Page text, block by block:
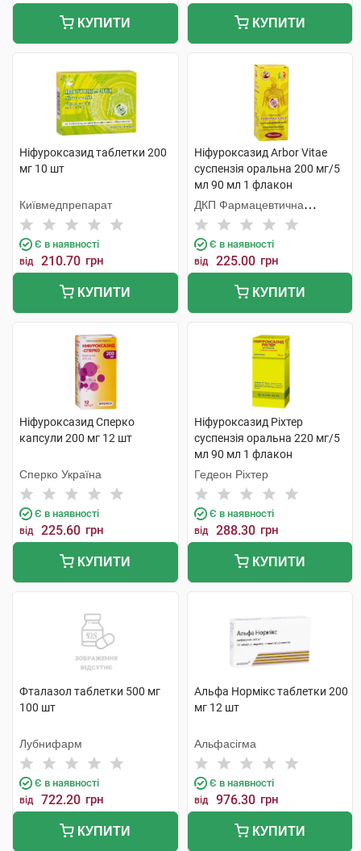
КУПИТИ КУПИТИ
Ніфуроксазид таблетки 200
мг 10 шт
Київмедпрепарат
Є в наявності
від 210.70 грн
КУПИТИ
Ніфуроксазид Arbor Vitae
суспензія оральна 200 мг/5
мл 90 мл 1 флакон
ДКП Фармацевтична
фабрика
Є в наявності
від 225.00 грн
КУПИТИ
Ніфуроксазид Сперко
капсули 200 мг 12 шт
Сперко Україна
Є в наявності
від 225.60 грн
КУПИТИ
Ніфуроксазид Ріхтер
суспензія оральна 220 мг/5
мл 90 мл 1 флакон
Гедеон Ріхтер
Є в наявності
від 288.30 грн
КУПИТИ
Фталазол таблетки 500 мг
100 шт
Лубнифарм
Є в наявності
від 722.20 грн
КУПИТИ
Альфа Нормікс таблетки 200
мг 12 шт
Альфасігма
Є в наявності
від 976.30 грн
КУПИТИ